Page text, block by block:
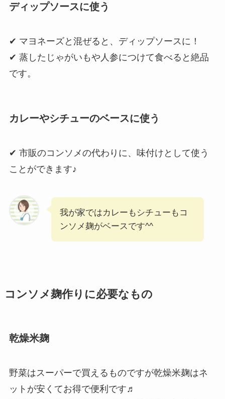
ディップソースに使う
✔ マヨネーズと混ぜると、ディップソースに！
✔ 蒸したじゃがいもや人参につけて食べると絶品
です。
カレーやシチューのベースに使う
✔ 市販のコンソメの代わりに、味付けとして使う
ことができます♪
我が家ではカレーもシチューもコ
ンソメ麹がベースです^^
コンソメ麹作りに必要なもの
乾燥米麹
野菜はスーパーで買えるものですが乾燥米麹はネ
ットが安くてお得で便利です♬